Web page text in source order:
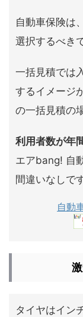
自動車保険は
選択するべき
一括見積では
するイメージ
の一括見積の
利用者数が年
エアbang! 自
間違いなしです
自動
タイヤはイン